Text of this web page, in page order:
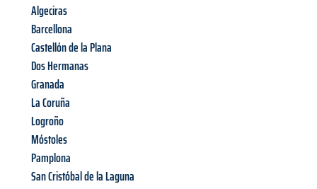
Algeciras
Barcellona
Castellón de la Plana
Dos Hermanas
Granada
La Coruña
Logroño
Móstoles
Pamplona
San Cristóbal de la Laguna